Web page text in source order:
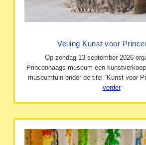
Veiling Kunst voor
Op zondag 13 september 2026
Princenhaags museum een
museumtuin onder de titel “Kunst voor
verder